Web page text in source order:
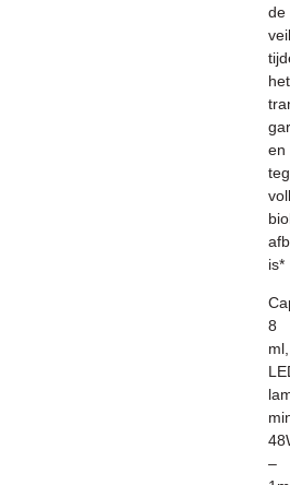
de
het
en
is*
8
ml,
–